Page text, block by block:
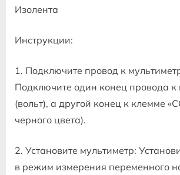
Изолента
Инструкции:
1. Подключите провод к
Подключите один конец провода к
(вольт), а другой конец к клемме
черного цвета).
2. Установите мультиметр:
в режим измерения переменного